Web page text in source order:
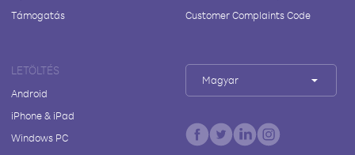
Támogatás
Customer Complaints Code
LETÖLTÉS
Android
iPhone & iPad
Windows PC
Magyar